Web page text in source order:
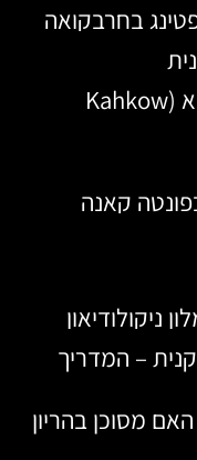
מוזיאון השוקולד (הקקאו) + סדנא (Kahkow
ניקולודיאון
– המדריך
מסוכן בהריון